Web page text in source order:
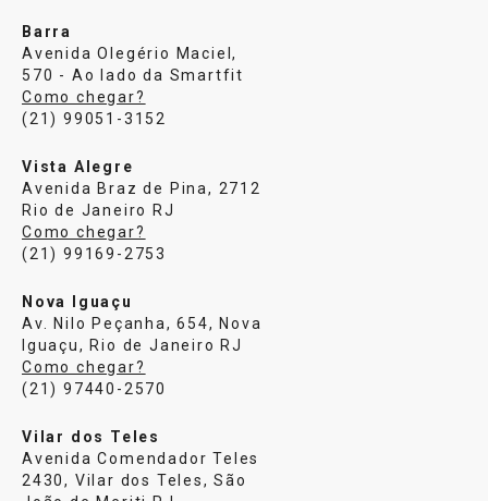
Barra
Avenida Olegério Maciel,
570 - Ao lado da Smartfit
Como chegar?
(21) 99051-3152
Vista Alegre
Avenida Braz de Pina, 2712
Rio de Janeiro RJ
Como chegar?
(21) 99169-2753
Nova Iguaçu
Av. Nilo Peçanha, 654, Nova
Iguaçu, Rio de Janeiro RJ
Como chegar?
(21) 97440-2570
Vilar dos Teles
Avenida Comendador Teles
2430, Vilar dos Teles, São